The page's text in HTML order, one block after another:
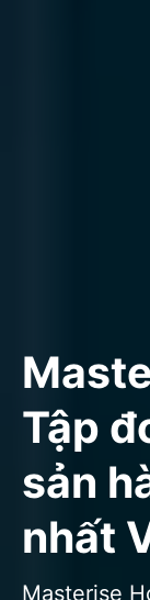
Tập
sản
nhất
Masterise